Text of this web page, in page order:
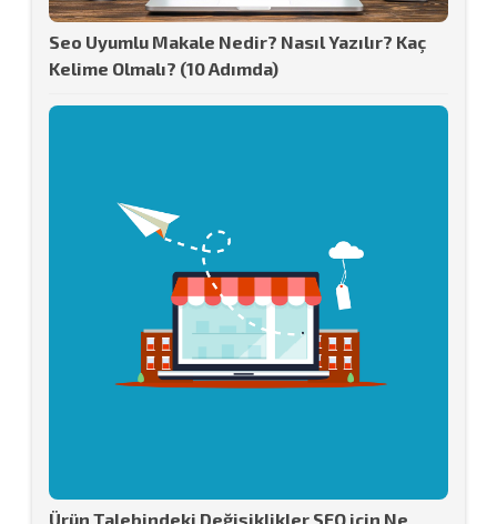
Seo Uyumlu Makale Nedir? Nasıl Yazılır? Kaç
Kelime Olmalı? (10 Adımda)
Ürün Talebindeki Değişiklikler SEO için Ne